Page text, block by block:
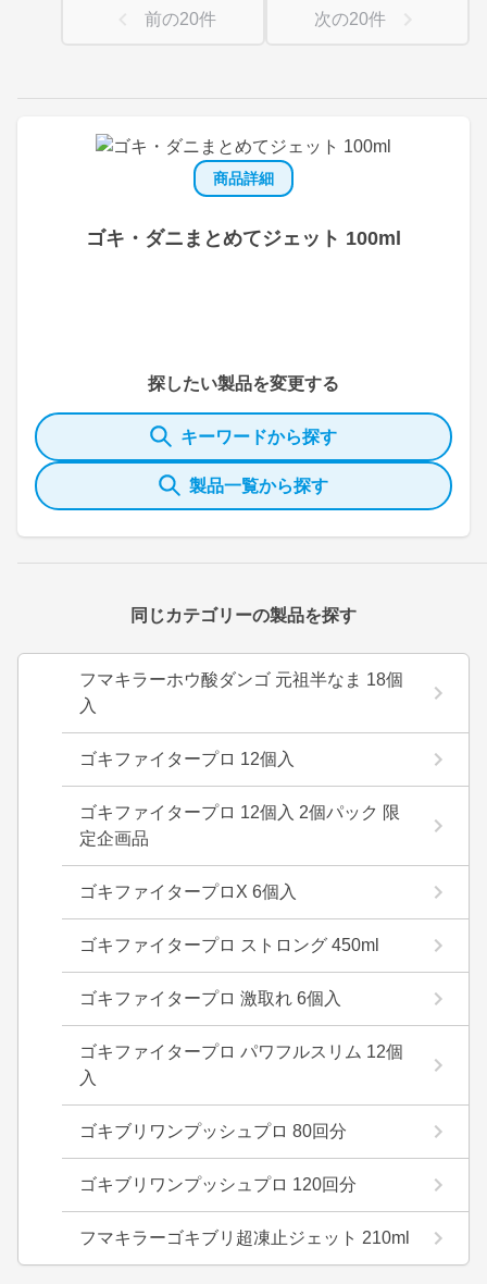
商品詳細
ゴキ・ダニまとめてジェット 100ml
探したい製品を変更する
キーワードから探す
製品一覧から探す
同じカテゴリーの製品を探す
フマキラーホウ酸ダンゴ 元祖半なま 18個
入
ゴキファイタープロ 12個入
ゴキファイタープロ 12個入 2個パック 限
定企画品
ゴキファイタープロX 6個入
ゴキファイタープロ ストロング 450ml
ゴキファイタープロ 激取れ 6個入
ゴキファイタープロ パワフルスリム 12個
入
ゴキブリワンプッシュプロ 80回分
ゴキブリワンプッシュプロ 120回分
フマキラーゴキブリ超凍止ジェット 210ml
前の20件 次の20件